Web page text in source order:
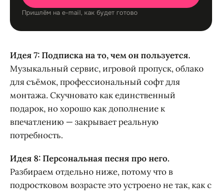
Пришлём на e-mail, как будет готово
Идея 7: Подписка на то, чем он пользуется.
Музыкальный сервис, игровой пропуск, облако
для съёмок, профессиональный софт для
монтажа. Скучновато как единственный
подарок, но хорошо как дополнение к
впечатлению — закрывает реальную
потребность.
Идея 8: Персональная песня про него.
Разбираем отдельно ниже, потому что в
подростковом возрасте это устроено не так, как с